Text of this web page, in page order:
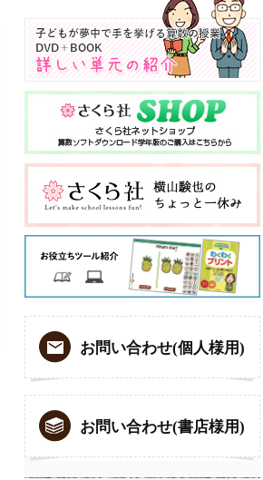
お問い合わせ(個人様用)
お問い合わせ(書店様用)